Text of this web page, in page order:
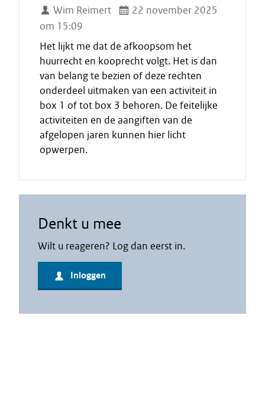
Wim Reimert
22 november 2025
om 15:09
Het lijkt me dat de afkoopsom het
huurrecht en kooprecht volgt. Het is dan
van belang te bezien of deze rechten
onderdeel uitmaken van een activiteit in
box 1 of tot box 3 behoren. De feitelijke
activiteiten en de aangiften van de
afgelopen jaren kunnen hier licht
opwerpen.
Denkt u mee
Wilt u reageren? Log dan eerst in.
Inloggen